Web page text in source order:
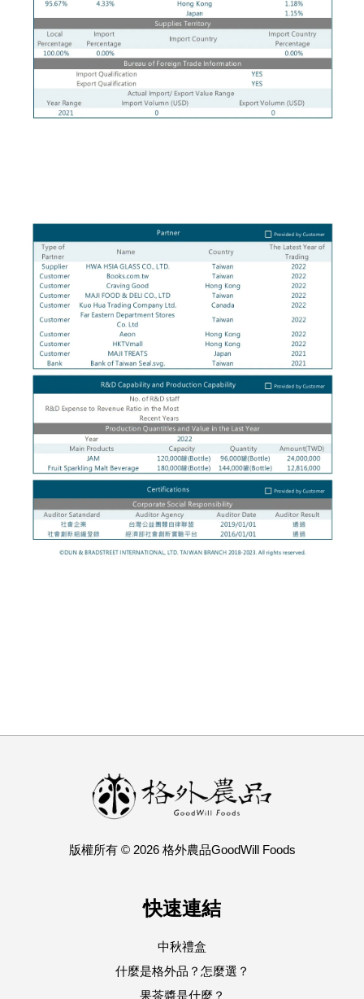
版權所有 © 2026 格外農品GoodWill Foods
快速連結
中秋禮盒
什麼是格外品？怎麼選？
果茶醬是什麼？